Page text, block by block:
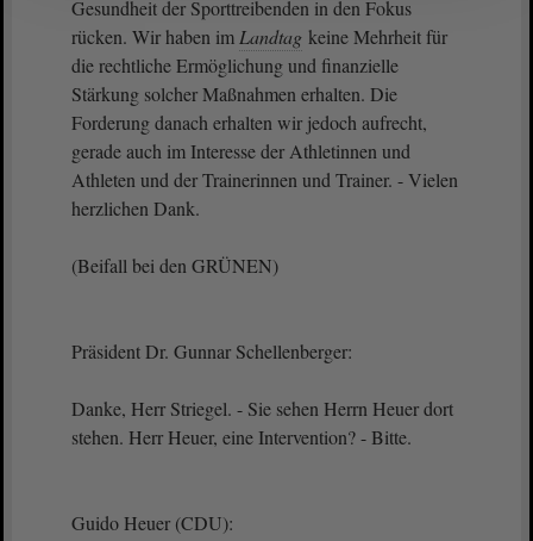
Gesundheit der Sporttreibenden in den Fokus
rücken. Wir haben im Landtag keine Mehrheit für
die rechtliche Ermöglichung und finanzielle
Stärkung solcher Maßnahmen erhalten. Die
Forderung danach erhalten wir jedoch aufrecht,
gerade auch im Interesse der Athletinnen und
Athleten und der Trainerinnen und Trainer. - Vielen
herzlichen Dank.
(Beifall bei den GRÜNEN)
Präsident Dr. Gunnar Schellenberger:
Danke, Herr Striegel. - Sie sehen Herrn Heuer dort
stehen. Herr Heuer, eine Intervention? - Bitte.
Guido Heuer (CDU):